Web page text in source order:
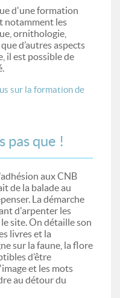
d'une formation
notamment les
ornithologie,
d’autres aspects
il est possible de
sur la formation de
pas que !
aux CNB
de la balade au
La démarche
d'arpenter les
site. On détaille son
livres et la
sur la faune, la flore
d’être
et les mots
au détour du